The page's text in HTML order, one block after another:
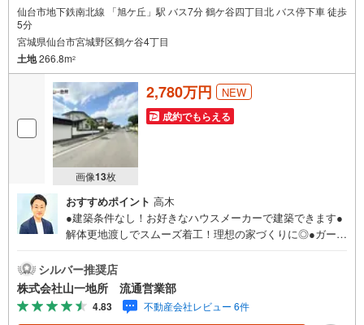
仙台市地下鉄南北線 「旭ケ丘」駅 バス7分 鶴ケ谷四丁目北 バス停下車 徒歩
5分
宮城県仙台市宮城野区鶴ケ谷4丁目
土地266.8m2
画像13枚
2,780万円 NEW
成約でもらえる
おすすめポイント 高木
●建築条件なし！お好きなハウスメーカーで建築できます●
解体更地渡しでスムーズ着工！理想の家づくりに◎●ガーデ
も無理なく通える鶴谷小学校は徒歩4分の近さ●買い物施設
が揃う便利な住環境。毎日の暮らしがぐっと快適に●○●○●
○●○●○●○●○●○●○●○●【購入のご相談】地元に強い「山一
地所」だから、売買物件も豊富に取り揃えています。ご希
シルバー推奨店
株式会社山一地所 流通営業部
4.83 不動産会社レビュー 6件